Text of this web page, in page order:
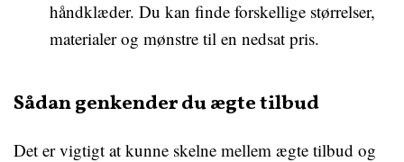
håndklæder. Du kan finde forskellige størrelser,
materialer og mønstre til en nedsat pris.
Sådan genkender du ægte tilbud
Det er vigtigt at kunne skelne mellem ægte tilbud og